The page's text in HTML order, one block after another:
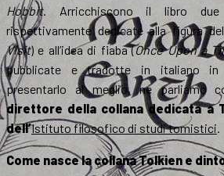
Hobbit. Arricchiscono il libro
rispettivamente dedicate alla figura
Visit) e all’idea di fiaba (Once Upon a
pubblicate e tradotte in italiano in
presentarlo al meglio, ne parliamo
direttore della collana dedicata a
dell’Istituto filosofico di studi tomistici.
Come nasce la collana Tolkien e